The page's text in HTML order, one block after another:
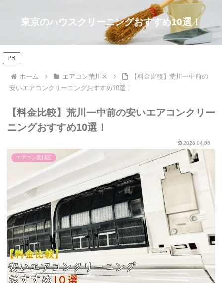
東京のハウスクリーニングおすすめ10選！
PR
ホーム エアコン荒川区
【料金比較】荒川一中前の
安いエアコンクリーニングおすすめ10選！
【料金比較】荒川一中前の安いエアコンクリー
ニングおすすめ10選！
2026.04.06
エアコン荒川区